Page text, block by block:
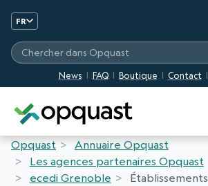
FR
News FAQ Boutique Contact
Chercher dans Opquast
Opquast
Annuaire Opquast
Les agences partenaires Opquast
ecedi Grenoble
Établissements